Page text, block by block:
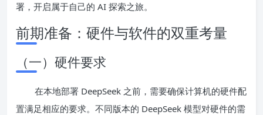
署，开启属于自己的 AI 探索之旅。
前期准备：硬件与软件的双重考量
（一）硬件要求
在本地部署 DeepSeek 之前，需要确保计算机的硬件配
置满足相应的要求。不同版本的 DeepSeek 模型对硬件的需